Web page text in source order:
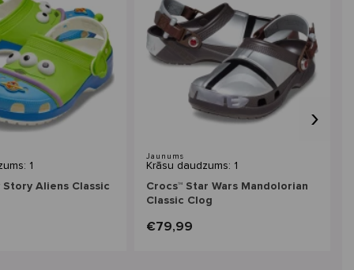
1
Story Aliens Classic
Jaunums
Krāsu daudzums: 1
Crocs™ Star Wars Mandolorian
Classic Clog
€79,99
›